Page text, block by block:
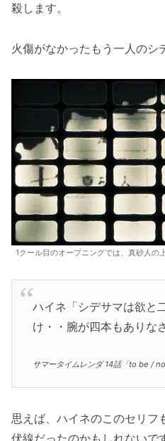
殺します。
火傷がなかったもう一人のシ
1クール目のオープニングでは、真砂人の
ハイネ「シデサマは欲と
け・・腕が四本もありな
サマータイムレンダ 14話「to be /
思えば、ハイネのこのセリフ
伏線だったのかもしれないで